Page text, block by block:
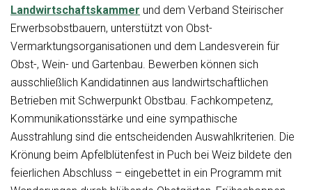
Landwirtschaftskammer und dem Verband Steirischer
Erwerbsobstbauern, unterstützt von Obst-
Vermarktungsorganisationen und dem Landesverein für
Obst-, Wein- und Gartenbau. Bewerben können sich
ausschließlich Kandidatinnen aus landwirtschaftlichen
Betrieben mit Schwerpunkt Obstbau. Fachkompetenz,
Kommunikationsstärke und eine sympathische
Ausstrahlung sind die entscheidenden Auswahlkriterien. Die
Krönung beim Apfelblütenfest in Puch bei Weiz bildete den
feierlichen Abschluss – eingebettet in ein Programm mit